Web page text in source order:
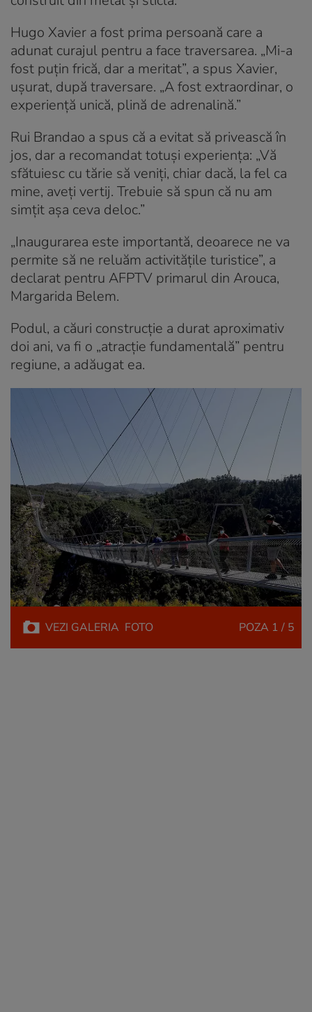
Hugo Xavier a fost prima persoană care a
adunat curajul pentru a face traversarea. „Mi-a
fost puțin frică, dar a meritat”, a spus Xavier,
ușurat, după traversare. „A fost extraordinar, o
experiență unică, plină de adrenalină.”
Rui Brandao a spus că a evitat să privească în
jos, dar a recomandat totuși experiența: „Vă
sfătuiesc cu tărie să veniți, chiar dacă, la fel ca
mine, aveți vertij. Trebuie să spun că nu am
simțit așa ceva deloc.”
„Inaugurarea este importantă, deoarece ne va
permite să ne reluăm activitățile turistice”, a
declarat pentru AFPTV primarul din Arouca,
Margarida Belem.
Podul, a căuri construcție a durat aproximativ
doi ani, va fi o „atracție fundamentală” pentru
regiune, a adăugat ea.
VEZI GALERIA FOTO POZA 1 / 5